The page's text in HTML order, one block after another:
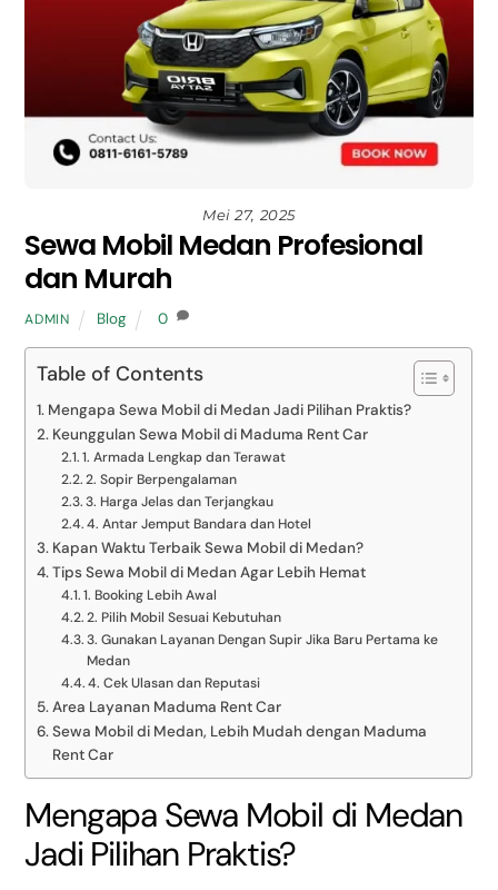
Mei 27, 2025
Sewa Mobil Medan Profesional
dan Murah
ADMIN Blog 0
Table of Contents
Mengapa Sewa Mobil di Medan Jadi Pilihan Praktis?
Keunggulan Sewa Mobil di Maduma Rent Car
1. Armada Lengkap dan Terawat
2. Sopir Berpengalaman
3. Harga Jelas dan Terjangkau
4. Antar Jemput Bandara dan Hotel
Kapan Waktu Terbaik Sewa Mobil di Medan?
Tips Sewa Mobil di Medan Agar Lebih Hemat
1. Booking Lebih Awal
2. Pilih Mobil Sesuai Kebutuhan
3. Gunakan Layanan Dengan Supir Jika Baru Pertama ke
Medan
4. Cek Ulasan dan Reputasi
Area Layanan Maduma Rent Car
Sewa Mobil di Medan, Lebih Mudah dengan Maduma
Rent Car
Mengapa Sewa Mobil di Medan
Jadi Pilihan Praktis?